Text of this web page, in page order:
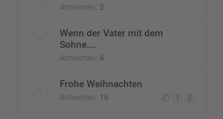
Antworten: 2
Wenn der Vater mit dem
Sohne....
Antworten: 6
Frohe Weihnachten
Antworten: 16 1 2